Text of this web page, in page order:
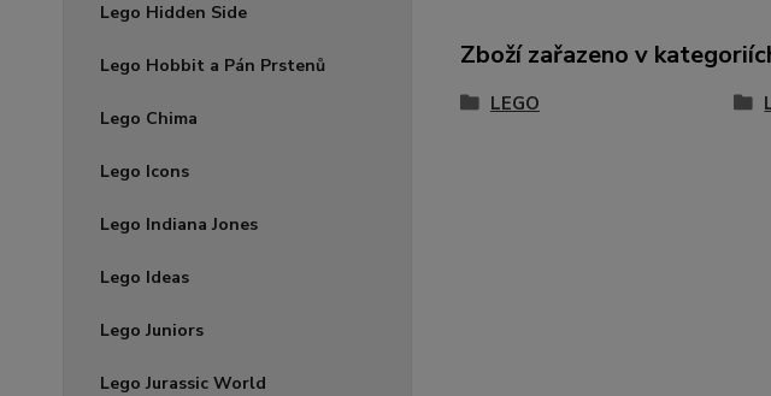
Lego Hidden Side
Lego Hobbit a Pán Prstenů
Lego Chima
Lego Icons
Lego Indiana Jones
Lego Ideas
Lego Juniors
Lego Jurassic World
Zboží zařazeno v
LEGO